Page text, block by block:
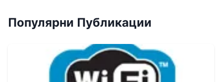
Популярни Публикации